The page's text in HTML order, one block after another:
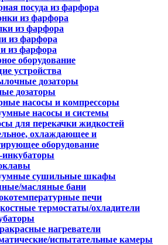
посуда из фарфора
из фарфора
из фарфора
из фарфора
из фарфора
оборудование
устройства
дозаторы
дозаторы
насосы и компрессоры
насосы и системы
для перекачки жидкостей
охлаждающее и
оборудование
инкубаторы
сушильные шкафы
масляные бани
печи
термостаты/охладители
нагреватели
испытательные камеры